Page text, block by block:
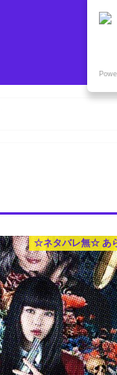
☆ネタバレ無☆ あ